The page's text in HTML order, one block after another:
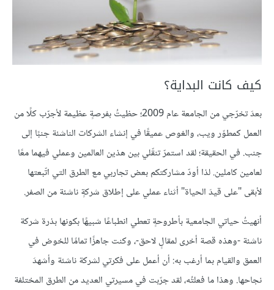
كيف كانت البداية؟
بعدَ تخرّجي من الجامعة عام 2009؛ حظيتُ بفرصةٍ عظيمة لأجرّب كلًا من
العمل كمطوّر ويب، والغوص عميقًا في إنشاء الشركات الناشئة جنبًا إلى
جنب. في الحقيقة؛ لقد استمرّ تنقّلي بين هذين العالمين وعملي فيهما معًا
لعامين كاملين. لذا أودّ مشاركتكم بعض تجاربي مع الطرق التي اتّبعتها
لأبقى "على قيدَ الحياة" أثناء عملي على إطلاق شركةٍ ناشئة من الصفر.
أنهيتُ حياتي الجامعية بأطروحةٍ تعطي انطباعًا شبيهًا بكونها بذرة شركة
ناشئة -وهذه قصة أخرى لمقالٍ لاحق-، وكنت جاهزًا تمامًا للخوض في
العمق والقيام بما أرغب به: أن أعمل على فكرتي لشركة ناشئة وأشهدَ
نجاحها. وهذا ما فعلتُه، لقد جرّبت في مسيرتي العديد من الطرق المختلفة